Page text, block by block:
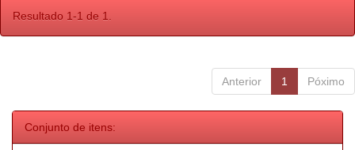
Resultado 1-1 de 1.
Anterior 1 Póximo
Conjunto de itens: